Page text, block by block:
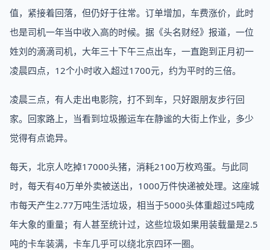
值，紧接着回落，但仍好于往常。订单增加，车费涨价，此时
也是司机一年当中收入高的时候。据《头名财经》报道，一位
姓刘的滴滴司机，大年三十下午三点出车，一直跑到正月初一
凌晨四点，12个小时收入超过1700元，约为平时的三倍。
凌晨三点，有人走出电影院，打不到车，只好跟朋友步行回
家。回家路上，当看到垃圾搬运车在静谧的大街上作业，多少
觉得有点诡异。
每天，北京人吃掉17000头猪，消耗2100万枚鸡蛋。与此同
时，每天有40万单外卖被送出，1000万件快递被处理。这座城
市每天产生2.77万吨生活垃圾，相当于5000头体重超过5吨成
年大象的重量；有人甚至统计过，这些垃圾如果用装载量是2.5
吨的卡车装满，卡车几乎可以绕北京四环一圈。